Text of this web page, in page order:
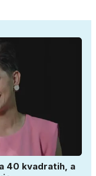
40 kvadratih, a